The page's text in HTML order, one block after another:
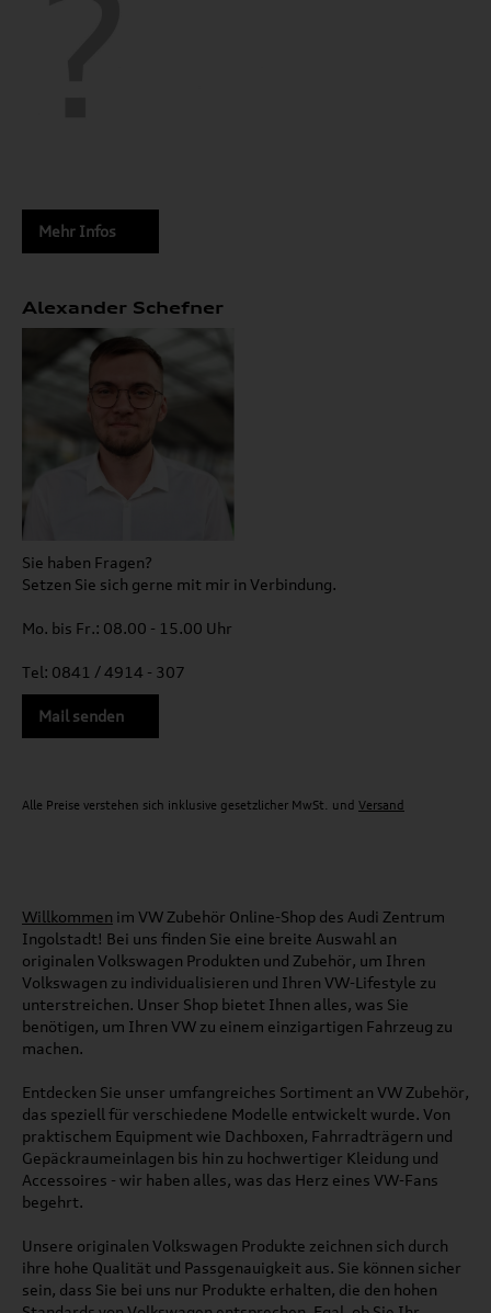
Mehr Infos
Alexander Schefner
Sie haben Fragen?
Setzen Sie sich gerne mit mir in Verbindung.
Mo. bis Fr.: 08.00 - 15.00 Uhr
Tel: 0841 / 4914 - 307
Mail senden
Alle Preise verstehen sich inklusive gesetzlicher MwSt. und Versand
Willkommen im VW Zubehör Online-Shop des Audi Zentrum
Ingolstadt! Bei uns finden Sie eine breite Auswahl an
originalen Volkswagen Produkten und Zubehör, um Ihren
Volkswagen zu individualisieren und Ihren VW-Lifestyle zu
unterstreichen. Unser Shop bietet Ihnen alles, was Sie
benötigen, um Ihren VW zu einem einzigartigen Fahrzeug zu
machen.
Entdecken Sie unser umfangreiches Sortiment an VW Zubehör,
das speziell für verschiedene Modelle entwickelt wurde. Von
praktischem Equipment wie Dachboxen, Fahrradträgern und
Gepäckraumeinlagen bis hin zu hochwertiger Kleidung und
Accessoires - wir haben alles, was das Herz eines VW-Fans
begehrt.
Unsere originalen Volkswagen Produkte zeichnen sich durch
ihre hohe Qualität und Passgenauigkeit aus. Sie können sicher
sein, dass Sie bei uns nur Produkte erhalten, die den hohen